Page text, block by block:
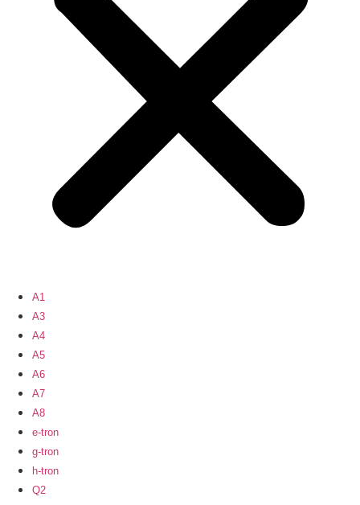
A1
A3
A4
A5
A6
A7
A8
e-tron
g-tron
h-tron
Q2